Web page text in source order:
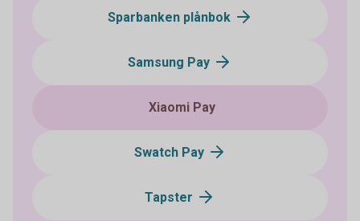
Sparbanken plånbok
Samsung Pay
Xiaomi Pay
Swatch Pay
Tapster